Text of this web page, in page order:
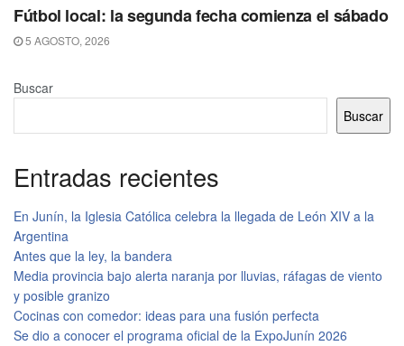
Fútbol local: la segunda fecha comienza el sábado
5 AGOSTO, 2026
Buscar
Buscar
Entradas recientes
En Junín, la Iglesia Católica celebra la llegada de León XIV a la
Argentina
Antes que la ley, la bandera
Media provincia bajo alerta naranja por lluvias, ráfagas de viento
y posible granizo
Cocinas con comedor: ideas para una fusión perfecta
Se dio a conocer el programa oficial de la ExpoJunín 2026